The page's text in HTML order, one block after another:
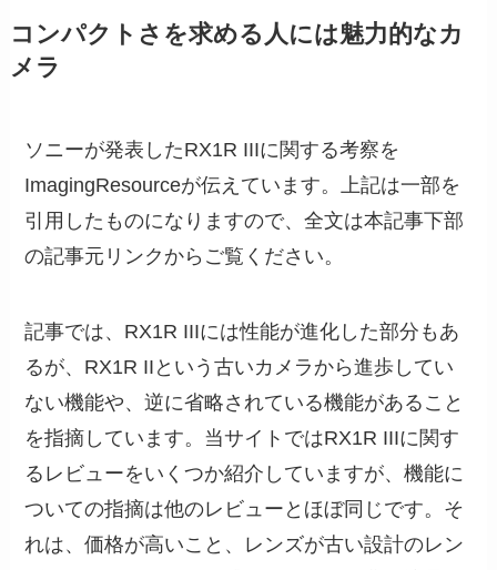
コンパクトさを求める人には魅力的なカ
メラ
ソニーが発表したRX1R IIIに関する考察を
ImagingResourceが伝えています。上記は一部を
引用したものになりますので、全文は本記事下部
の記事元リンクからご覧ください。
記事では、RX1R IIIには性能が進化した部分もあ
るが、RX1R IIという古いカメラから進歩してい
ない機能や、逆に省略されている機能があること
を指摘しています。当サイトではRX1R IIIに関す
るレビューをいくつか紹介していますが、機能に
ついての指摘は他のレビューとほぼ同じです。そ
れは、価格が高いこと、レンズが古い設計のレン